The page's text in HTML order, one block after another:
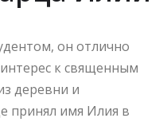
он отлично
к священным
деревни и
принял имя Илия в